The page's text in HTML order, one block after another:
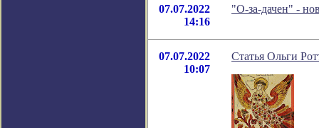
07.07.2022
14:16
"О-за-дачен" -
07.07.2022
10:07
Статья Ольги